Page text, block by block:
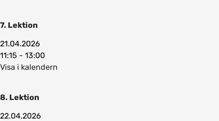
7. Lektion
21.04.2026
11:15 - 13:00
Visa i kalendern
8. Lektion
22.04.2026